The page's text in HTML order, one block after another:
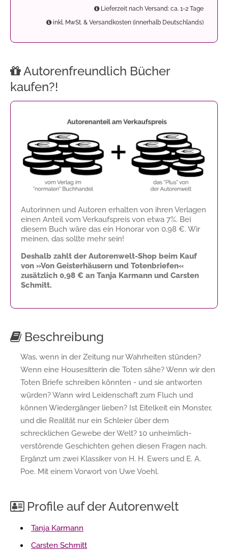
Lieferzeit nach Versand: ca. 1-2 Tage
inkl. MwSt. & Versandkosten (innerhalb Deutschlands)
Autorenfreundlich Bücher
kaufen?!
Autorinnen und Autoren erhalten von ihren Verlagen
einen Anteil vom Verkaufspreis von etwa 7%. Bei
diesem Buch wäre das ein Honorar von 0,98 €. Wir
meinen, das sollte mehr sein!
Deshalb zahlt der Autorenwelt-Shop beim Kauf
von »Von Geisterhäusern und Totenbriefen«
zusätzlich 0,98 € an Tanja Karmann und Carsten
Schmitt.
Beschreibung
Was, wenn in der Zeitung nur Wahrheiten stünden?
Wenn eine Housesitterin die Toten sähe? Wenn wir den
Toten Briefe schreiben könnten - und sie antworten
würden? Wann wird Leidenschaft zum Fluch und
können Wiedergänger lieben? Ist Eitelkeit ein Monster,
und die Realität nur ein Schleier über dem
schrecklichen Gewebe der Welt? 10 unheimlich-
verstörende Geschichten gehen diesen Fragen nach.
Ergänzt um zwei Klassiker von H. H. Ewers und E. A.
Poe. Mit einem Vorwort von Uwe Voehl.
Profile auf der Autorenwelt
Tanja Karmann
Carsten Schmitt